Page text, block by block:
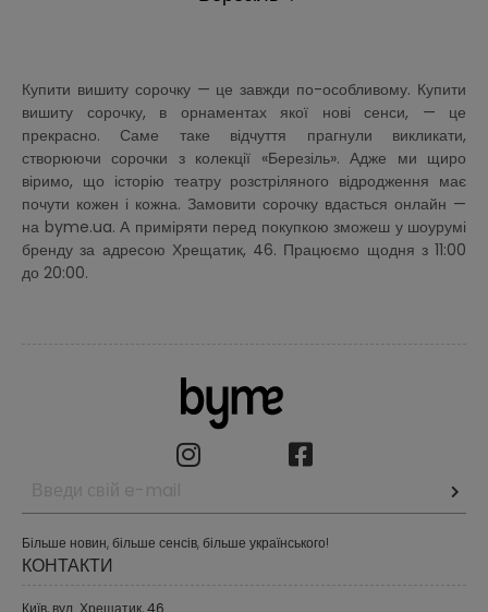
Купити вишиту сорочку — це завжди по-особливому. Купити
вишиту сорочку, в орнаментах якої нові сенси, — це
прекрасно. Саме таке відчуття прагнули викликати,
створюючи сорочки з колекції «Березіль». Адже ми щиро
віримо, що історію театру розстріляного відродження має
почути кожен і кожна. Замовити сорочку вдасться онлайн —
на byme.ua. А приміряти перед покупкою зможеш у шоурумі
бренду за адресою Хрещатик, 46. Працюємо щодня з 11:00
до 20:00.
Більше новин, більше сенсів, більше українського!
КОНТАКТИ
Київ, вул. Хрещатик, 46